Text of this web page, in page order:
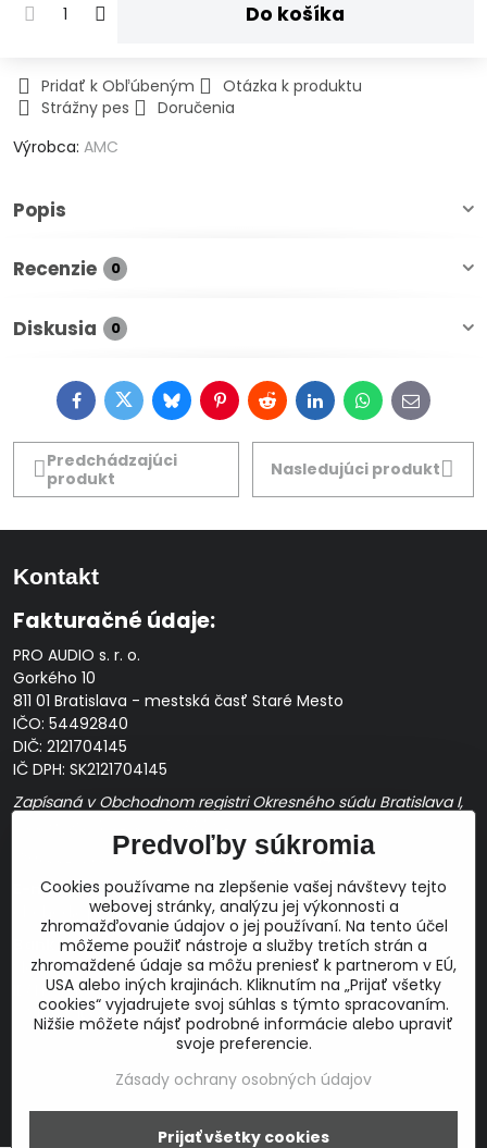
Do košíka
Pridať k Obľúbeným
Otázka k produktu
Strážny pes
Doručenia
Výrobca: AMC
Popis
Recenzie 0
Diskusia 0
FacebookTwitterBlueskyPinterestRedditLinkedInWhatsApp
E-
mail
Predchádzajúci
produkt
Nasledujúci produkt
Kontakt
Fakturačné údaje:
PRO AUDIO s. r. o.
Gorkého 10
811 01 Bratislava - mestská časť Staré Mesto
IČO: 54492840
DIČ: 2121704145
IČ DPH: SK2121704145
Zapísaná v Obchodnom registri Okresného súdu Bratislava I,
Prevádzková doba: pracovné dni10:00 - 14:00
E-mail:
obchod@proaudio.sk
Bankové spojenie:
Slovenská sporiteľňa, a.s.
IBAN: SK48 0900 0000 0051 9050 9782
SWIFT: GIBASKBX
©2026Copyright
Predvoľby súkromia
Cookies používame na zlepšenie vašej návštevy tejto
webovej stránky, analýzu jej výkonnosti a
zhromažďovanie údajov o jej používaní. Na tento účel
môžeme použiť nástroje a služby tretích strán a
zhromaždené údaje sa môžu preniesť k partnerom v EÚ,
USA alebo iných krajinách. Kliknutím na „Prijať všetky
cookies“ vyjadrujete svoj súhlas s týmto spracovaním.
Nižšie môžete nájsť podrobné informácie alebo upraviť
svoje preferencie.
Zásady ochrany osobných údajov
Prijať všetky cookies